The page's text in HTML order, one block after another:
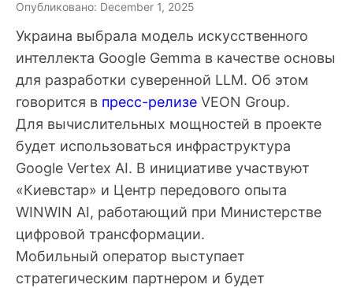
Опубликовано: December 1, 2025
Украина выбрала модель искусственного
интеллекта Google Gemma в качестве основы
для разработки суверенной LLM. Об этом
говорится в пресс-релизе VEON Group.
Для вычислительных мощностей в проекте
будет использоваться инфраструктура
Google Vertex AI. В инициативе участвуют
«Киевстар» и Центр передового опыта
WINWIN AI, работающий при Министерстве
цифровой трансформации.
Мобильный оператор выступает
стратегическим партнером и будет